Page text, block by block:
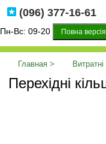
(096) 377-16-61
Пн-Вс: 09-20 Повна
Главная
Перехідні кільця на
Перехідні